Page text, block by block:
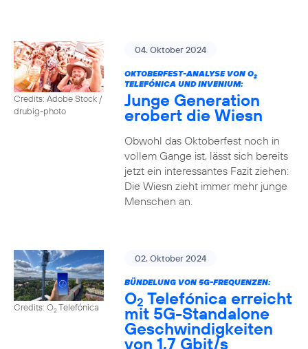
Credits: Adobe Stock /
drubig-photo
04. Oktober 2024
OKTOBERFEST-ANALYSE VON O2
TELEFÓNICA UND INVENIUM:
Junge Generation
erobert die Wiesn
Obwohl das Oktoberfest noch in
vollem Gange ist, lässt sich bereits
jetzt ein interessantes Fazit ziehen:
Die Wiesn zieht immer mehr junge
Menschen an.
Credits: O2Telefónica
02. Oktober 2024
BÜNDELUNG VON 5G-FREQUENZEN:
O2 Telefónica erreicht
mit 5G-Standalone
Geschwindigkeiten
von 1,7 Gbit/s